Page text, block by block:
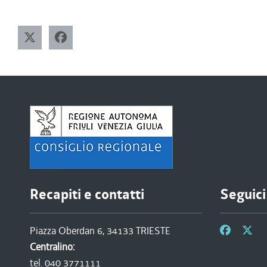
Recapiti e contatti
Piazza Oberdan 6, 34133 TRIESTE
Centralino:
tel. 040 3771111